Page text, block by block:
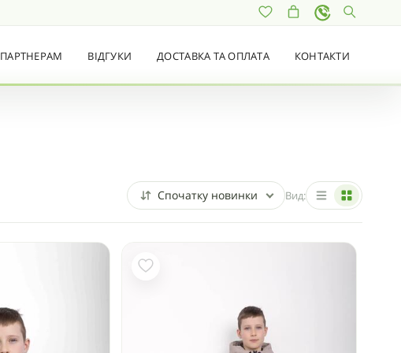
ПАРТНЕРАМ ВІДГУКИ ДОСТАВКА ТА ОПЛАТА КОНТАКТИ
Спочатку новинки Вид: